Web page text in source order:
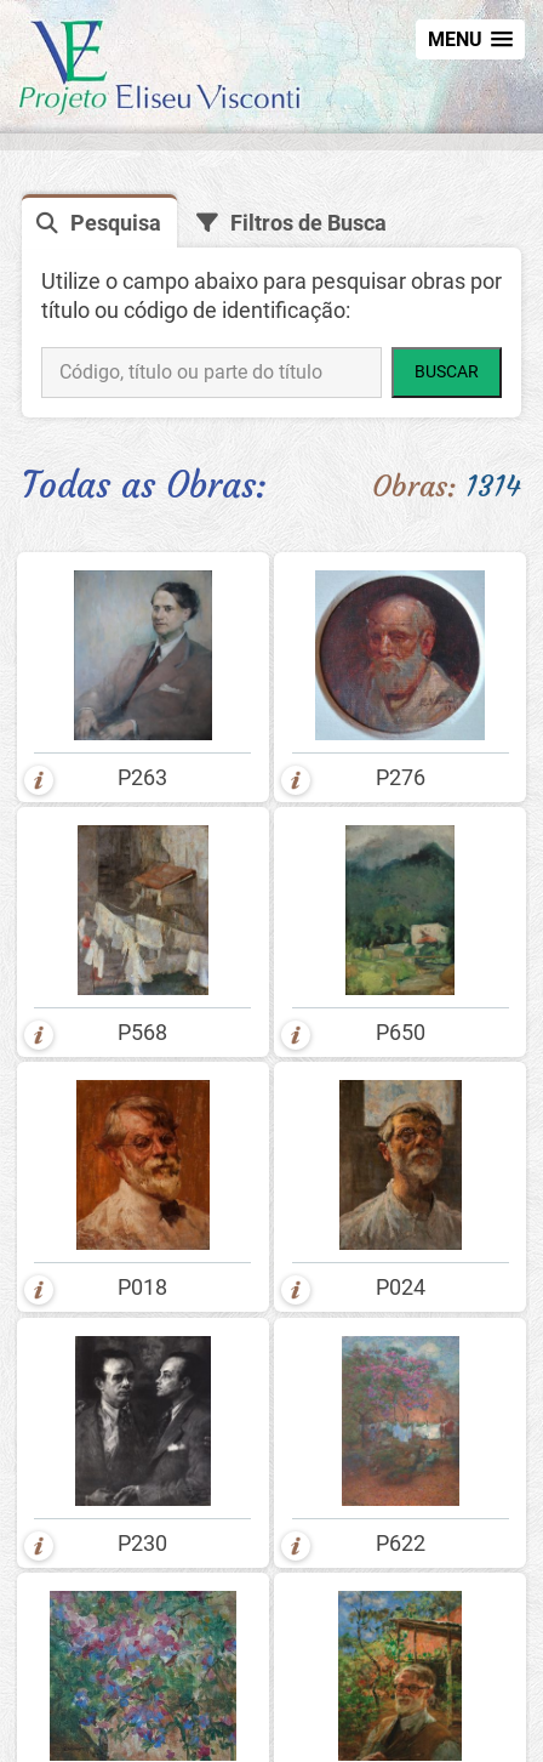
MENU
Pesquisa Filtros de Busca
Utilize o campo abaixo para pesquisar obras por
título ou código de identificação:
BUSCAR
Obras: 1314
Todas as Obras:
P263 P276
P568 P650
P018 P024
P230 P622